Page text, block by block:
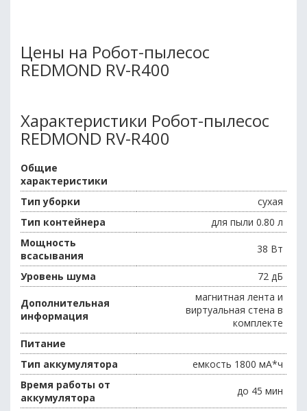
Цены на Робот-пылесос
REDMOND RV-R400
Характеристики Робот-пылесос
REDMOND RV-R400
Общие
характеристики
Тип уборки
сухая
Тип контейнера
для пыли 0.80 л
Мощность
всасывания
38 Вт
Уровень шума 72 дБ
Дополнительная
информация
магнитная лента и
виртуальная стена в
комплекте
Питание
Тип аккумулятора
емкость 1800 мА*ч
Время работы от
аккумулятора
до 45 мин